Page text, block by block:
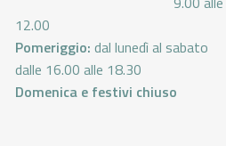
12.00
Pomeriggio: dal lunedì al sabato
dalle 16.00 alle 18.30
Domenica e festivi chiuso